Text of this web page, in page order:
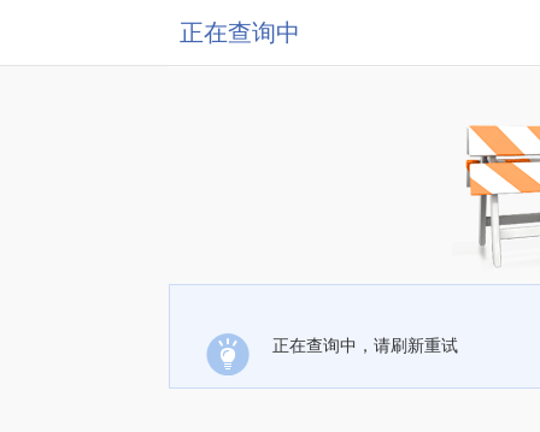
正在查询中
正在查询中，请刷新重试